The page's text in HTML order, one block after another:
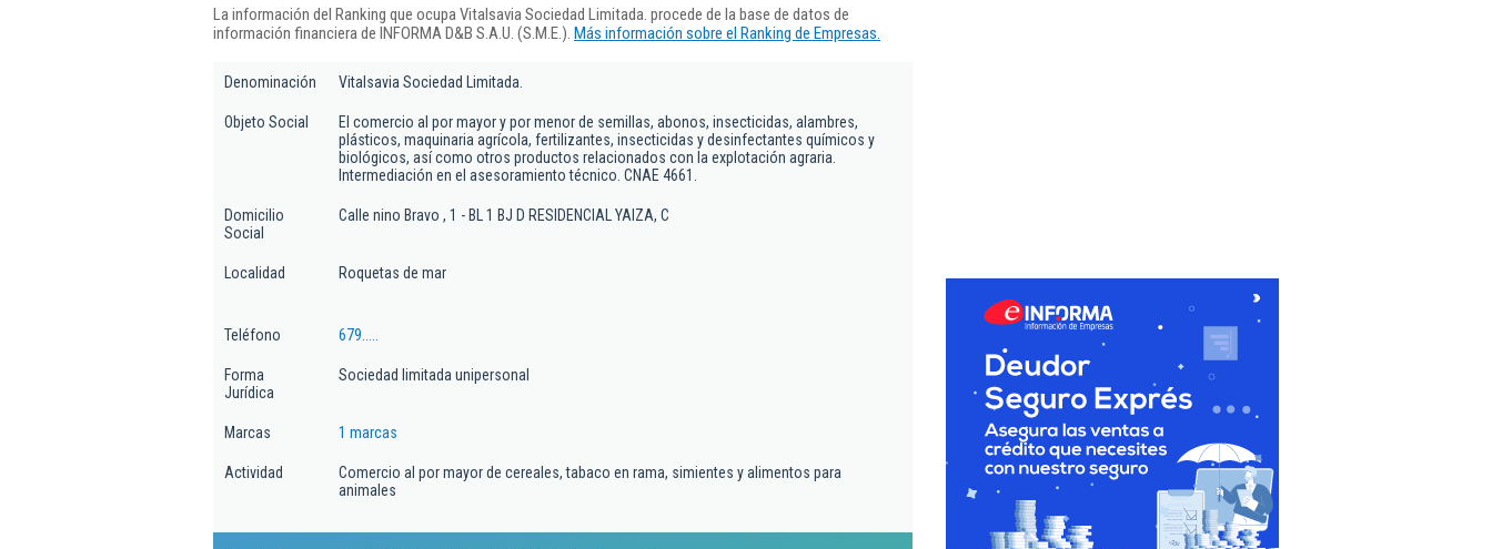
La información del Ranking que ocupa Vitalsavia Sociedad Limitada. procede de la base de datos de
información financiera de INFORMA D&B S.A.U. (S.M.E.). Más información sobre el Ranking de Empresas.
Denominación Vitalsavia Sociedad Limitada.
Objeto Social
El comercio al por mayor y por menor de semillas, abonos, insecticidas, alambres,
plásticos, maquinaria agrícola, fertilizantes, insecticidas y desinfectantes químicos y
biológicos, así como otros productos relacionados con la explotación agraria.
Intermediación en el asesoramiento técnico. CNAE 4661.
Domicilio
Social
Calle nino Bravo , 1 - BL 1 BJ D RESIDENCIAL YAIZA, C
Localidad Roquetas de mar
Teléfono 679.....
Forma
Jurídica
Sociedad limitada unipersonal
Marcas 1 marcas
Actividad
Comercio al por mayor de cereales, tabaco en rama, simientes y alimentos para
animales